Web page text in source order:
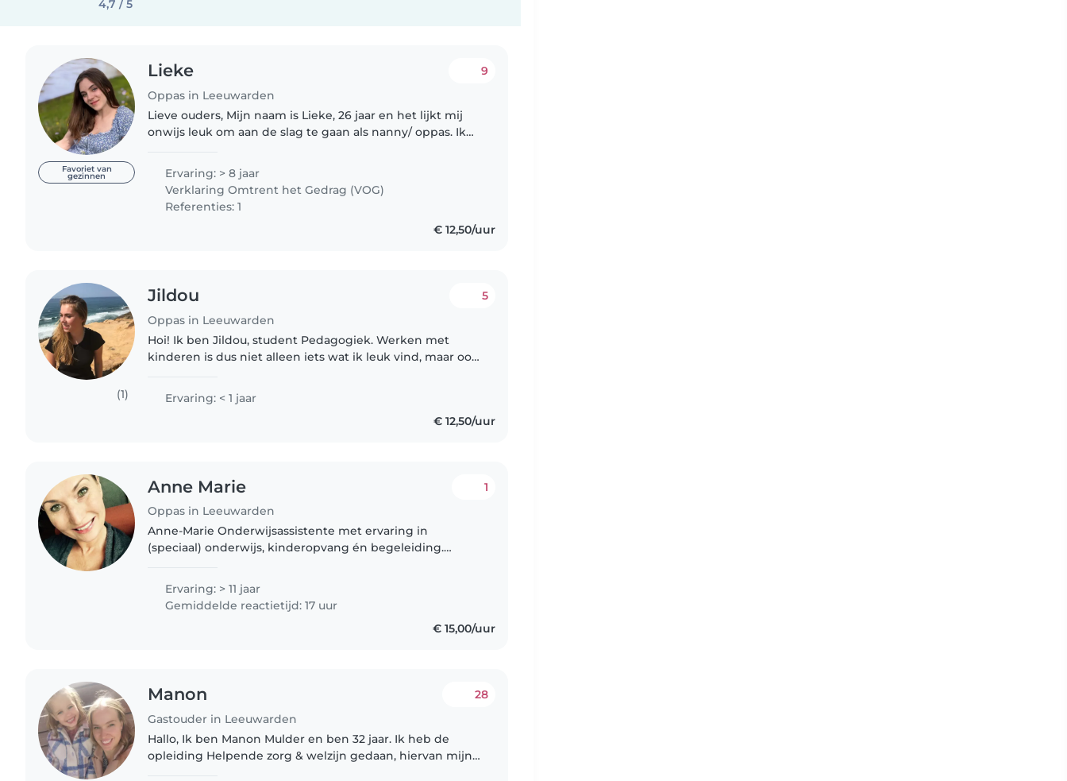
4,7 / 5
Favoriet van
gezinnen
Lieke
Oppas in Leeuwarden
9
Lieve ouders, Mijn naam is Lieke, 26 jaar en het lijkt mij
onwijs leuk om aan de slag te gaan als nanny/ oppas. Ik
als docent theater,..
Ervaring: > 8 jaar
Verklaring Omtrent het Gedrag (VOG)
Referenties: 1
€ 12,50/uur
(1)
Jildou
Oppas in Leeuwarden
5
Hoi! Ik ben Jildou, student Pedagogiek. Werken met
kinderen is dus niet alleen iets wat ik leuk vind, maar ook
Ervaring: < 1 jaar
€ 12,50/uur
Anne Marie
Oppas in Leeuwarden
1
Anne-Marie Onderwijsassistente met ervaring in
(speciaal) onderwijs, kinderopvang én begeleiding.
empathisch en met humor. Ik..
Ervaring: > 11 jaar
Gemiddelde reactietijd: 17 uur
€ 15,00/uur
Manon
Gastouder in Leeuwarden
28
Hallo, Ik ben Manon Mulder en ben 32 jaar. Ik heb de
opleiding Helpende zorg & welzijn gedaan, hiervan mijn